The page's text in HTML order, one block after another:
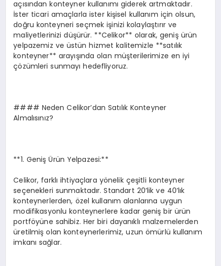
açısından konteyner kullanımı giderek artmaktadır.
İster ticari amaçlarla ister kişisel kullanım için olsun,
doğru konteyneri seçmek işinizi kolaylaştırır ve
maliyetlerinizi düşürür. **Celikor** olarak, geniş ürün
yelpazemiz ve üstün hizmet kalitemizle **satılık
konteyner** arayışında olan müşterilerimize en iyi
çözümleri sunmayı hedefliyoruz.
#### Neden Celikor’dan Satılık Konteyner
Almalısınız?
**1. Geniş Ürün Yelpazesi:**
Celikor, farklı ihtiyaçlara yönelik çeşitli konteyner
seçenekleri sunmaktadır. Standart 20’lik ve 40’lık
konteynerlerden, özel kullanım alanlarına uygun
modifikasyonlu konteynerlere kadar geniş bir ürün
portföyüne sahibiz. Her biri dayanıklı malzemelerden
üretilmiş olan konteynerlerimiz, uzun ömürlü kullanım
imkanı sağlar.